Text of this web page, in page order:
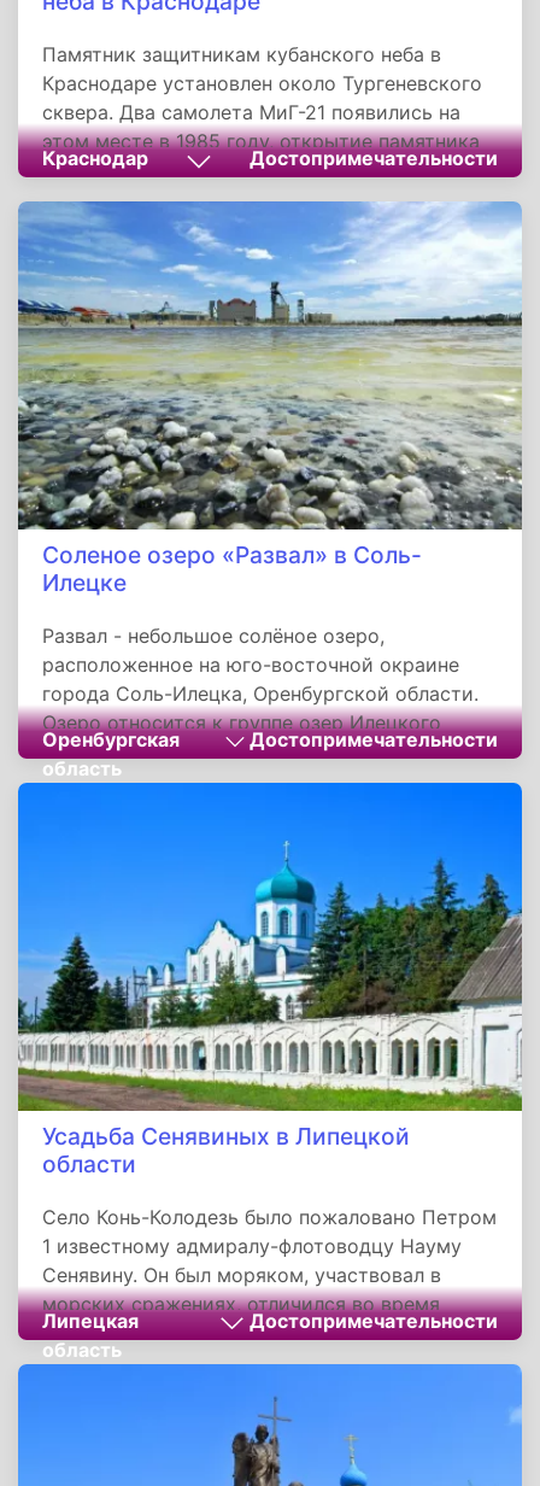
Памятник защитникам кубанского неба в
Краснодаре установлен около Тургеневского
сквера. Два самолета МиГ-21 появились на
этом месте в 1985 году, открытие памятника
было приурочено к 40-летнему юбилею со дня
Победы в Великой Отечественной войне
Краснодар Достопримечательности
Соленое озеро «Развал» в Соль-
Илецке
Развал - небольшое солёное озеро,
расположенное на юго-восточной окраине
города Соль-Илецка, Оренбургской области.
Озеро относится к группе озер Илецкого
месторождения каменной соли, в которую
также входят
Оренбургская
область
Достопримечательности
Усадьба Сенявиных в Липецкой
области
Cело Конь-Колодезь было пожаловано Петром
1 известному адмиралу-флотоводцу Науму
Сенявину. Он был моряком, участвовал в
морских сражениях, отличился во время
сражений Северной войны 1700-1721 годах
Липецкая
область
Достопримечательности